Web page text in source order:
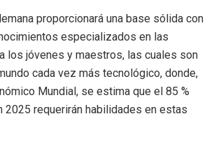
proporcionará una base sólida con
especializados en las
los jóvenes y maestros, las cuales son
cada vez más tecnológico, donde,
Mundial, se estima que el 85 %
2025 requerirán habilidades en estas